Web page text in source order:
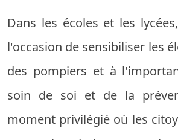
Dans les écoles et les
l'occasion de sensibiliser les
des pompiers et à
soin de soi et de la
moment privilégié où les